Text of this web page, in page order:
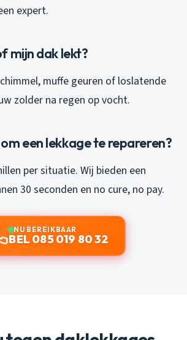
expert.
mijn dak lekt?
muffe geuren of loslatende
zolder na regen op vocht.
een lekkage te repareren?
per situatie. Wij bieden een
30 seconden en no cure, no pay.
NU BEREIKBAAR
BEL 085 019 80 32